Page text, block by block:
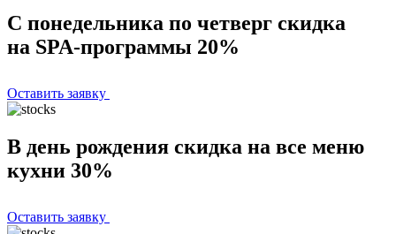
С понедельника по четверг скидка
на SPA-программы 20%
Оставить заявку
В день рождения скидка на все меню
кухни 30%
Оставить заявку